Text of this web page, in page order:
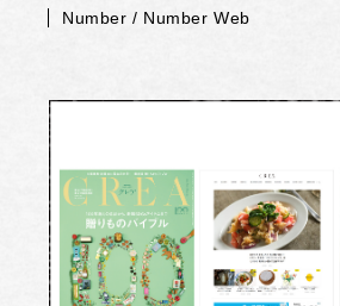
Number / Number Web